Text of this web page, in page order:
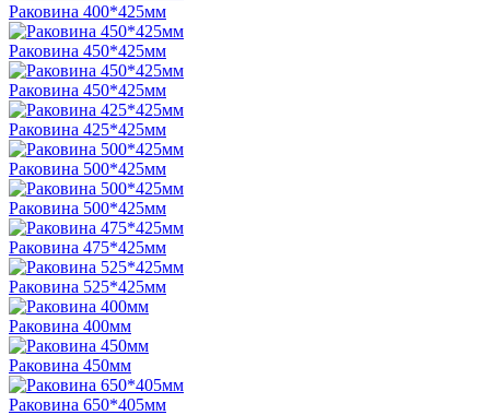
Раковина 400*425мм
Раковина 450*425мм
Раковина 450*425мм
Раковина 425*425мм
Раковина 500*425мм
Раковина 500*425мм
Раковина 475*425мм
Раковина 525*425мм
Раковина 400мм
Раковина 450мм
Раковина 650*405мм